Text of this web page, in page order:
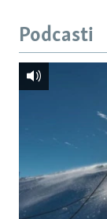
Podcasti